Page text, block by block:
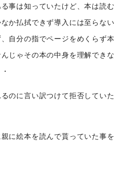
事は知っていたけど、本は読む
か払拭できず導入には至らない
自分の指でページをめくらず本
じゃその本の中身を理解できな
のに言い訳つけて拒否していた
に絵本を読んで貰っていた事を